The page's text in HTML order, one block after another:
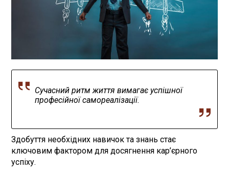
Сучасний ритм життя вимагає успішної
професійної самореалізації.
Здобуття необхідних навичок та знань стає
ключовим фактором для досягнення кар’єрного
успіху.